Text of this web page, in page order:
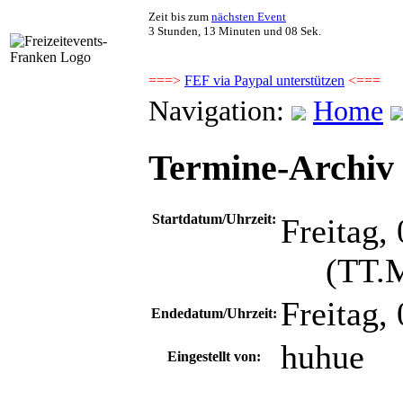
Zeit bis zum nächsten Event
3 Stunden, 13 Minuten und 08 Sek.
===> FEF via Paypal unterstützen <===
Navigation: Home
Termine-
Startdatum/Uhrzeit: Freitag,
Endedatum/Uhrzeit: Freitag,
Eingestellt von: huhue